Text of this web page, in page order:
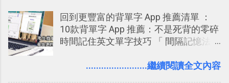
著 Trello ，卻還沒有在電腦玩物上寫過
一篇完整的介紹！雖然錯過了幾年前第
一時間推薦 Trello 的時機，但在這段時
澱自己的使用方法，歸納出「 為什麼值
回到更豐富的背單字 App 推薦清單 ：
10款背單字 App 推薦：不是死背的零碎
時間記住英文單字技巧 「 間隔記憶法
短期記憶變成長期記憶。 舉例來說我今
........................繼續閱讀全文內容